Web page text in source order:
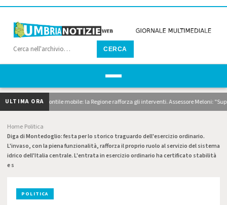
CERCA
ULTIMA ORA
e pontile mobile: la Regione rafforza gli interventi. Assessore Meloni:
Home Politica
Diga di Montedoglio: festa per lo storico traguardo dell'esercizio ordinario.
L'invaso, con la piena funzionalità, rafforza il proprio ruolo al servizio del sistema
idrico dell'Italia centrale. L'entrata in esercizio ordinario ha certificato stabilità
e s
POLITICA